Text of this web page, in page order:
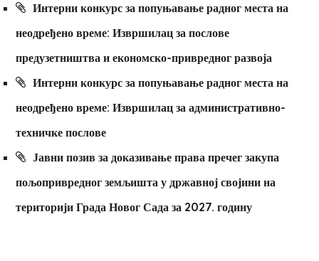
Интерни конкурс за попуњавање радног места на
неодређено време: Извршилац за послове
предузетништва и економско-привредног развоја
Интерни конкурс за попуњавање радног места на
неодређено време: Извршилац за административно-
техничке послове
Јавни позив за доказивање права пречег закупа
пољопривредног земљишта у државној својини на
територији Града Новог Сада за 2027. годину